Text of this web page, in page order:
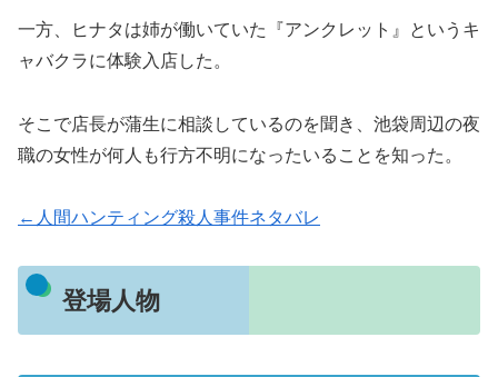
一方、ヒナタは姉が働いていた『アンクレット』というキ
ャバクラに体験入店した。
そこで店長が蒲生に相談しているのを聞き、池袋周辺の夜
職の女性が何人も行方不明になったいることを知った。
←人間ハンティング殺人事件ネタバレ
登場人物